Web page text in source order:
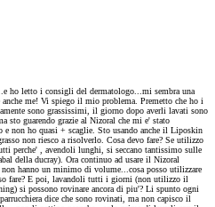
ho letto i consigli del dermatologo...mi sembra una
anche me! Vi spiego il mio problema. Premetto che ho i
sono grassissimi, il giorno dopo averli lavati sono
sto guarendo grazie al Nizoral che mi e' stato
non ho quasi + scaglie. Sto usando anche il Liposkin
non riesco a risolverlo. Cosa devo fare? Se utilizzo
perche' , avendoli lunghi, si seccano tantissimo sulle
della ducray). Ora continuo ad usare il Nizoral
hanno un minimo di volume...cosa posso utilizzare
fare? E poi, lavandoli tutti i giorni (non utilizzo il
si possono rovinare ancora di piu'? Li spunto ogni
dice che sono rovinati, ma non capisco il